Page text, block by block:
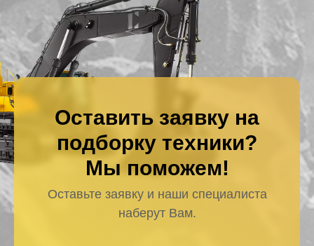
Оставить заявку на
подборку техники?
Мы поможем!
Оставьте заявку и наши специалиста
наберут Вам.